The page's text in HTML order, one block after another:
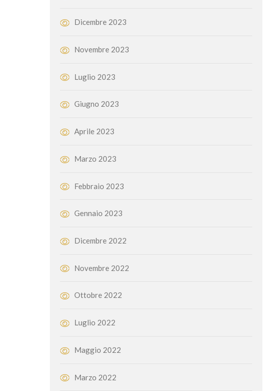
Dicembre 2023
Novembre 2023
Luglio 2023
Giugno 2023
Aprile 2023
Marzo 2023
Febbraio 2023
Gennaio 2023
Dicembre 2022
Novembre 2022
Ottobre 2022
Luglio 2022
Maggio 2022
Marzo 2022